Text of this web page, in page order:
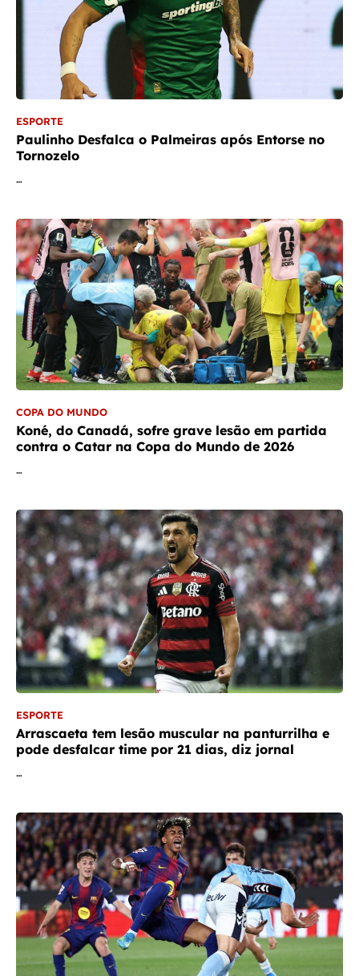
ESPORTE
Paulinho Desfalca o Palmeiras após Entorse no
Tornozelo
…
COPA DO MUNDO
Koné, do Canadá, sofre grave lesão em partida
contra o Catar na Copa do Mundo de 2026
…
ESPORTE
Arrascaeta tem lesão muscular na panturrilha e
pode desfalcar time por 21 dias, diz jornal
…